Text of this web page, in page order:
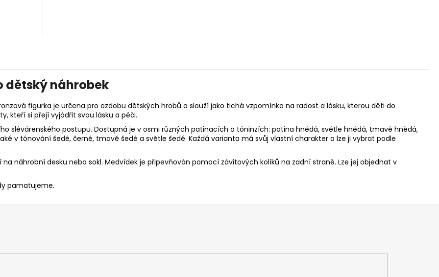
dětský náhrobek
figurka je určena pro ozdobu dětských hrobů a slouží jako tichá vzpomínka na radost a lásku, kterou děti do
kteří si přejí vyjádřit svou lásku a péči.
slévárenského postupu. Dostupná je v osmi různých patinacích a tóninzích: patina hnědá, světle hnědá, tmavě hnědá,
v tónování šedé, černé, tmavě šedé a světle šedé. Každá varianta má svůj vlastní charakter a lze ji vybrat podle
náhrobní desku nebo sokl. Medvídek je připevňován pomocí závitových kolíků na zadní straně. Lze jej objednat v
pamatujeme.